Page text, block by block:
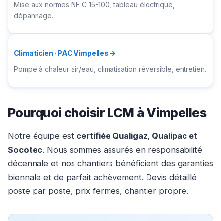
Mise aux normes NF C 15-100, tableau électrique,
dépannage.
Climaticien · PAC Vimpelles →
Pompe à chaleur air/eau, climatisation réversible, entretien.
Pourquoi choisir LCM à Vimpelles
Notre équipe est certifiée Qualigaz, Qualipac et
Socotec. Nous sommes assurés en responsabilité
décennale et nos chantiers bénéficient des garanties
biennale et de parfait achèvement. Devis détaillé
poste par poste, prix fermes, chantier propre.